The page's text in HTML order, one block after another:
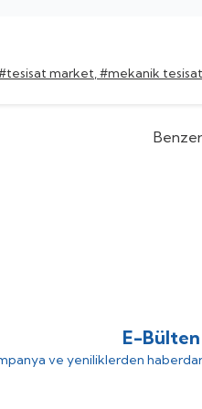
market,#mekanik
E-
ve yeniliklerden